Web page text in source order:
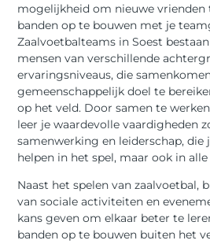
mogelijkheid om nieuwe vrienden
banden op te bouwen met je
Zaalvoetbalteams in Soest
mensen van verschillende
ervaringsniveaus, die
gemeenschappelijk doel te
op het veld. Door samen te
leer je waardevolle vaardigheden
samenwerking en leiderschap, die
helpen in het spel, maar ook in
Naast het spelen van zaalvoetbal,
van sociale activiteiten en
kans geven om elkaar beter te
banden op te bouwen buiten het